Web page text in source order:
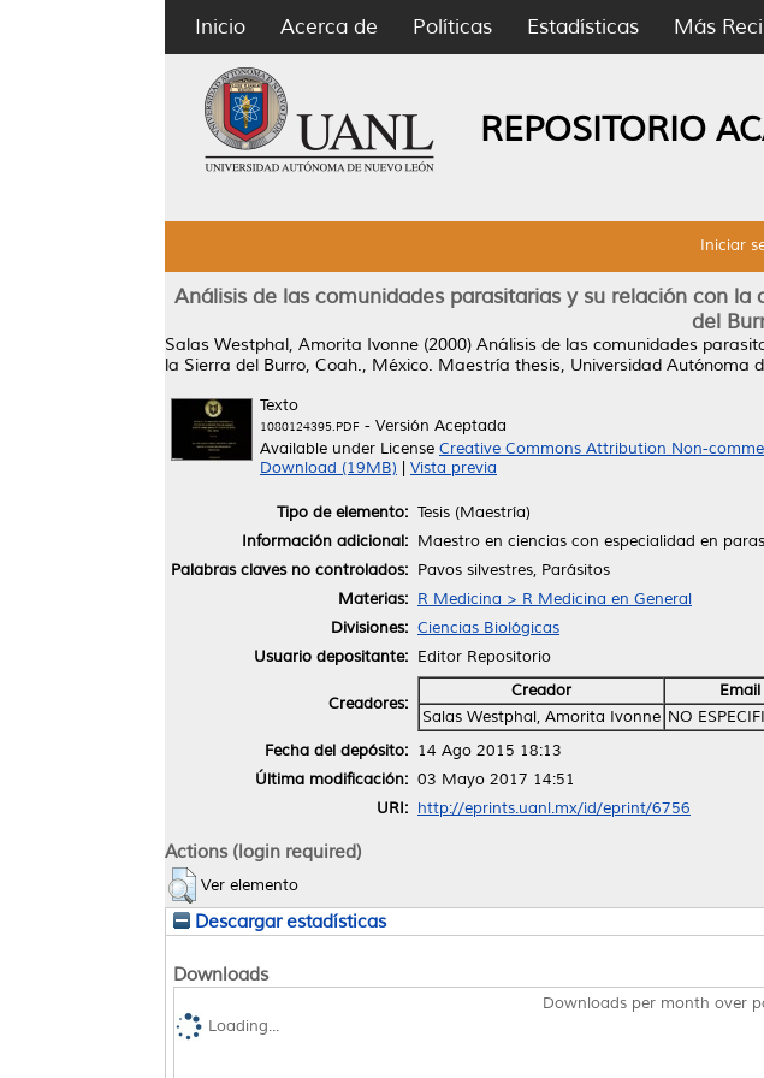
Inicio Acerca de Políticas Estadísticas Más
REPOSITORIO
Iniciar
Análisis de las comunidades parasitarias y su relación con
del
Salas Westphal, Amorita Ivonne (2000) Análisis de las comunidades
la Sierra del Burro, Coah., México. Maestría thesis, Universidad Autónoma
Texto
1080124395.PDF - Versión Aceptada
Available under License Creative Commons Attribution Non-
Download (19MB)
Vista previa
Tipo de elemento: Tesis (Maestría)
Información adicional: Maestro en ciencias con especialidad en
Palabras claves no controlados: Pavos silvestres, Parásitos
Materias: R Medicina > R Medicina en General
Divisiones: Ciencias Biológicas
Usuario depositante: Editor Repositorio
Creadores:
Creador Email
Salas Westphal, Amorita Ivonne NO
Fecha del depósito: 14 Ago 2015 18:13
Última modificación: 03 Mayo 2017 14:51
URI: http://eprints.uanl.mx/id/eprint/6756
Actions (login required)
Ver elemento
Descargar estadísticas
Downloads
Downloads per month over
Loading...